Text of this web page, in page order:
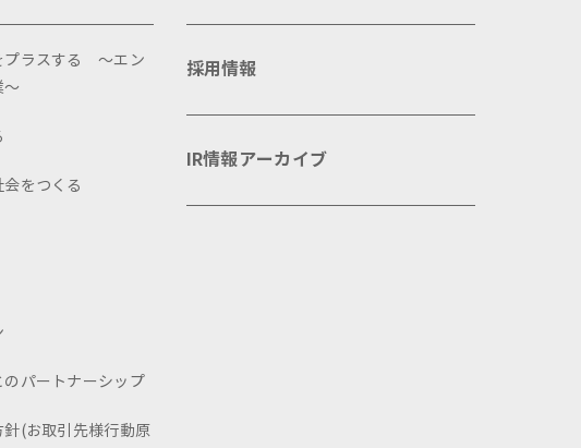
プラスする ～エン
～
をつくる
パートナーシップ
(お取引先様行動原
採用情報
IR情報アーカイブ